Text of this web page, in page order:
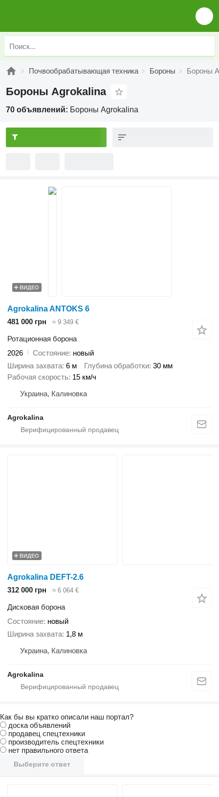
Почвообрабатывающая техника Бороны Бороны
Бороны Agrokalina
70 объявлений: Бороны Agrokalina
ВИДЕО
Agrokalina ANTOKS 6
481 000 грн
≈ 9 349 €
Ротационная борона
2026
Состояние новый
Ширина захвата 6 м Глубина обработки 30 мм
Рабочая скорость 15 км/ч
Украина, Калиновка
Agrokalina
ВИДЕО
Agrokalina DEFT-2.6
312 000 грн
≈ 6 064 €
Дисковая борона
Состояние новый
Ширина захвата 1,8 м
Украина, Калиновка
Agrokalina
Как бы вы кратко описали наш портал?
доска объявлений
продавец спецтехники
производитель спецтехники
нет правильного ответа
Выберите ответ